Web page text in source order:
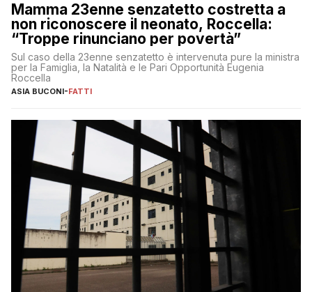
Mamma 23enne senzatetto costretta a
non riconoscere il neonato, Roccella:
“Troppe rinunciano per povertà”
Sul caso della 23enne senzatetto è intervenuta pure la ministra
per la Famiglia, la Natalità e le Pari Opportunità Eugenia
Roccella
ASIA BUCONI-FATTI